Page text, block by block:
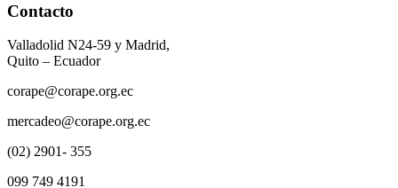
Contacto
Valladolid N24-59 y Madrid,
Quito – Ecuador
corape@corape.org.ec
mercadeo@corape.org.ec
(02) 2901- 355
099 749 4191